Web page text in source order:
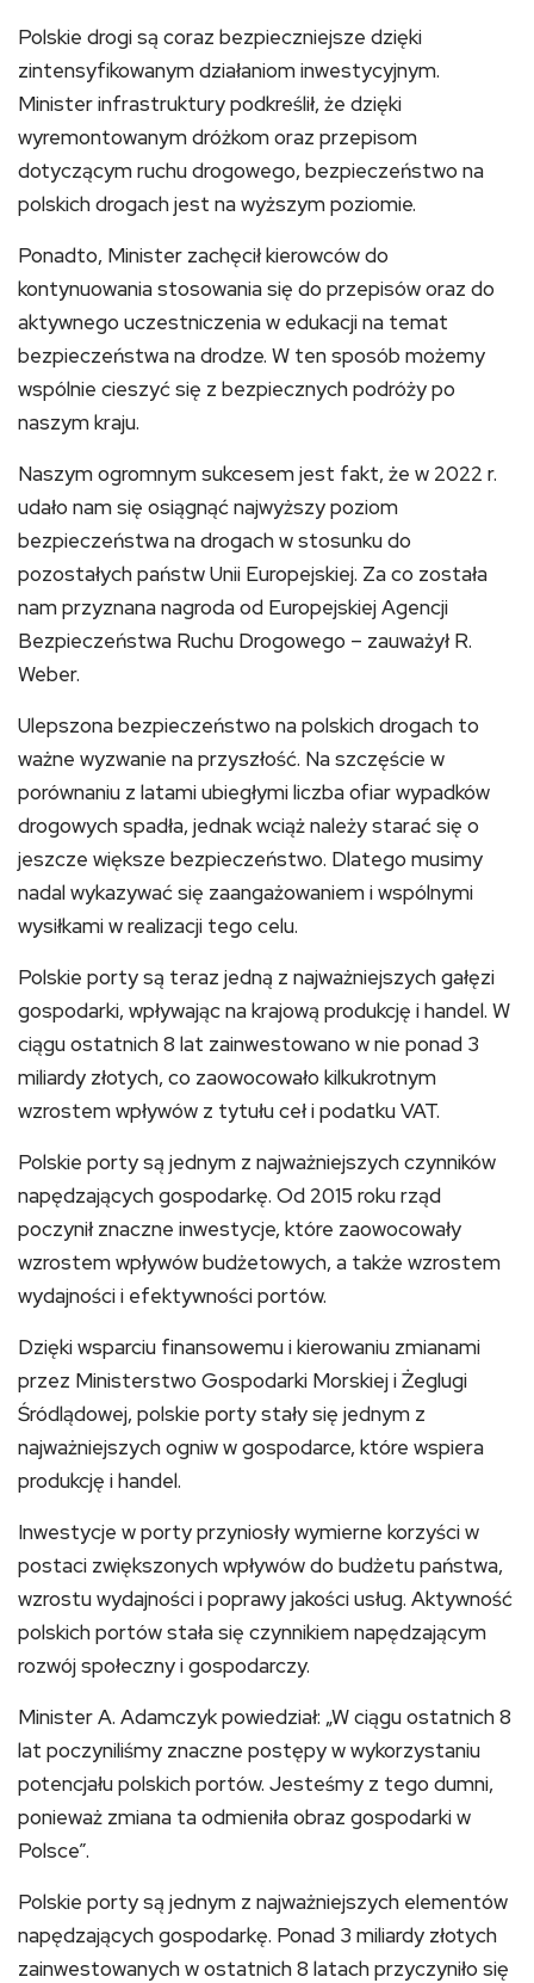
Polskie drogi są coraz bezpieczniejsze dzięki
zintensyfikowanym działaniom inwestycyjnym.
Minister infrastruktury podkreślił, że dzięki
wyremontowanym dróżkom oraz przepisom
dotyczącym ruchu drogowego, bezpieczeństwo na
polskich drogach jest na wyższym poziomie.
Ponadto, Minister zachęcił kierowców do
kontynuowania stosowania się do przepisów oraz do
aktywnego uczestniczenia w edukacji na temat
bezpieczeństwa na drodze. W ten sposób możemy
wspólnie cieszyć się z bezpiecznych podróży po
naszym kraju.
Naszym ogromnym sukcesem jest fakt, że w 2022 r.
udało nam się osiągnąć najwyższy poziom
bezpieczeństwa na drogach w stosunku do
pozostałych państw Unii Europejskiej. Za co została
nam przyznana nagroda od Europejskiej Agencji
Bezpieczeństwa Ruchu Drogowego – zauważył R.
Weber.
Ulepszona bezpieczeństwo na polskich drogach to
ważne wyzwanie na przyszłość. Na szczęście w
porównaniu z latami ubiegłymi liczba ofiar wypadków
drogowych spadła, jednak wciąż należy starać się o
jeszcze większe bezpieczeństwo. Dlatego musimy
nadal wykazywać się zaangażowaniem i wspólnymi
wysiłkami w realizacji tego celu.
Polskie porty są teraz jedną z najważniejszych gałęzi
gospodarki, wpływając na krajową produkcję i handel. W
ciągu ostatnich 8 lat zainwestowano w nie ponad 3
miliardy złotych, co zaowocowało kilkukrotnym
wzrostem wpływów z tytułu ceł i podatku VAT.
Polskie porty są jednym z najważniejszych czynników
napędzających gospodarkę. Od 2015 roku rząd
poczynił znaczne inwestycje, które zaowocowały
wzrostem wpływów budżetowych, a także wzrostem
wydajności i efektywności portów.
Dzięki wsparciu finansowemu i kierowaniu zmianami
przez Ministerstwo Gospodarki Morskiej i Żeglugi
Śródlądowej, polskie porty stały się jednym z
najważniejszych ogniw w gospodarce, które wspiera
produkcję i handel.
Inwestycje w porty przyniosły wymierne korzyści w
postaci zwiększonych wpływów do budżetu państwa,
wzrostu wydajności i poprawy jakości usług. Aktywność
polskich portów stała się czynnikiem napędzającym
rozwój społeczny i gospodarczy.
Minister A. Adamczyk powiedział: „W ciągu ostatnich 8
lat poczyniliśmy znaczne postępy w wykorzystaniu
potencjału polskich portów. Jesteśmy z tego dumni,
ponieważ zmiana ta odmieniła obraz gospodarki w
Polsce”.
Polskie porty są jednym z najważniejszych elementów
napędzających gospodarkę. Ponad 3 miliardy złotych
zainwestowanych w ostatnich 8 latach przyczyniło się